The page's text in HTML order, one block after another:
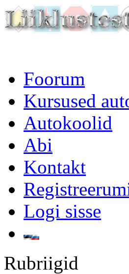
Foorum
Kursused
Autokoolid
Abi
Kontakt
Logi sisse
Rubriigid